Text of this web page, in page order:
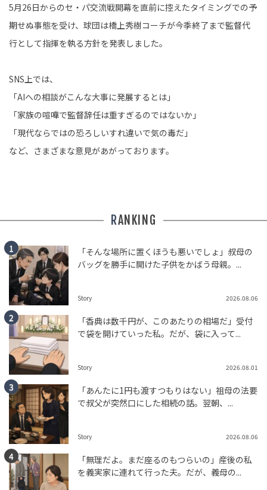
5月26日からのセ・パ交流戦開幕を直前に控えたタイミングでの予
期せぬ事態を受け、球団は橋上秀樹コーチが今季終了まで監督代
行として指揮を執る方針を発表しました。
SNS上では、
「AIへの相談がこんな大事に発展するとは」
「家族の喧嘩で監督辞任は重すぎるのではないか」
「現代ならではの恐ろしいすれ違いで気の毒だ」
など、さまざまな意見があがっております。
RANKING
「そんな場所に置くほうも悪いでしょ」叔母の
バッグを勝手に開けた子供をかばう母親。...
Story 2026.08.06
「香典は数千円が、このあたりの相場だ」受付
で袋を開けていった私。だが、袋に入って...
Story 2026.08.01
「あんたに1円も渡すつもりはない」祖母の法要
で叔父が突然口にした相続の話。翌朝、...
Story 2026.08.06
「無理だよ。まだ座るのもつらいの」産後の私
を義実家に連れて行った夫。だが、義母の...